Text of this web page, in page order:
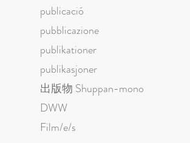
publicació
pubblicazione
publikationer
publikasjoner
出版物 Shuppan-mono
DWW
Film/e/s